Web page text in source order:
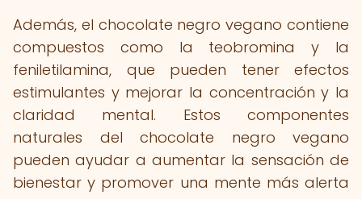
Además, el chocolate negro vegano contiene
compuestos como la teobromina y la
feniletilamina, que pueden tener efectos
estimulantes y mejorar la concentración y la
claridad mental. Estos componentes
naturales del chocolate negro vegano
pueden ayudar a aumentar la sensación de
bienestar y promover una mente más alerta